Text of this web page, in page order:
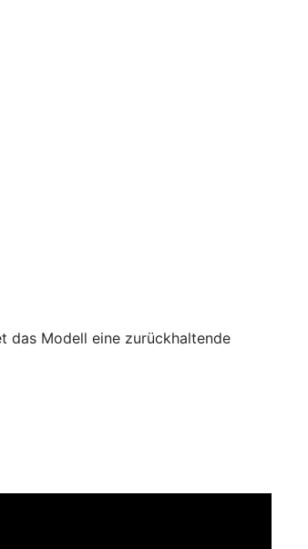
das Modell eine zurückhaltende